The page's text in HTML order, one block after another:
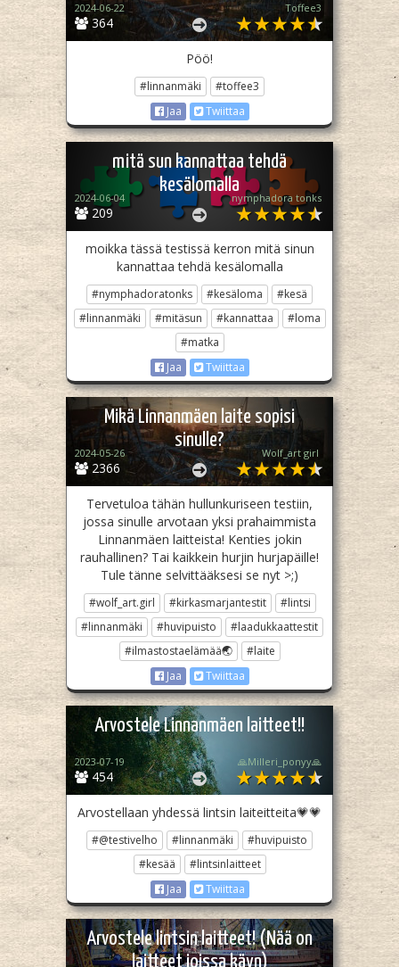
364
2024-06-22 Toffee3
Pöö!
#linnanmäki
#toffee3
Jaa
Twiittaa
mitä sun kannattaa tehdä
kesälomalla
209
2024-06-04 nymphadora tonks
moikka tässä testissä kerron mitä sinun
kannattaa tehdä kesälomalla
#nymphadoratonks #kesäloma
#kesä
#linnanmäki
#mitäsun #kannattaa
#loma
#matka
Jaa
Twiittaa
Mikä Linnanmäen laite sopisi
sinulle?
2366
2024-05-26 Wolf_art girl ‎
Tervetuloa tähän hullunkuriseen testiin,
jossa sinulle arvotaan yksi prahaimmista
Linnanmäen laitteista! Kenties jokin
rauhallinen? Tai kaikkein hurjin hurjapäille!
Tule tänne selvittääksesi se nyt >;)
#wolf_art.girl #kirkasmarjantestit
#lintsi
#linnanmäki
#huvipuisto
#laadukkaattestit
#ilmastostaelämää🌏
#laite
Jaa
Twiittaa
Arvostele Linnanmäen laitteet!!
454
2023-07-19 🙏Milleri_ponyy🙏
Arvostellaan yhdessä lintsin laiteitteita💗💗
#@testivelho #linnanmäki
#huvipuisto
#kesää
#lintsinlaitteet
Jaa
Twiittaa
Arvostele lintsin laitteet! (Nää on
laitteet joissa käyn)